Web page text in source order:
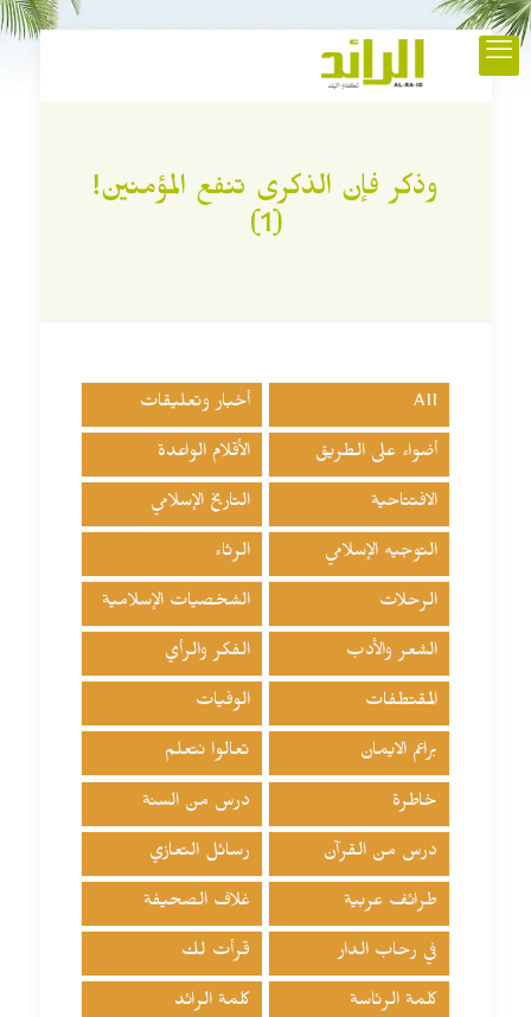
وذكر فإن الذكرى تنفع المؤمنين!
(1)
All أخبار وتعليقات
أضواء على الطريق الأقلام الواعدة
الافتتاحية التاريخ الإسلامي
التوجيه الإسلامي الرثاء
الرحلات الشخصيات الإسلامية
الشعر والأدب الفكر والرأي
المقتطفات الوفيات
براعم الايمان تعالوا نتعلم
خاطرة درس من السنة
درس من القرآن رسائل التعازي
طرائف عربية غلاف الصحيفة
في رحاب الدار قرأت لك
كلمة الرئاسة كلمة الرائد